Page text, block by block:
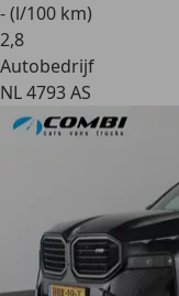
- (l/100 km)
2,8
Autobedrijf
NL 4793 AS